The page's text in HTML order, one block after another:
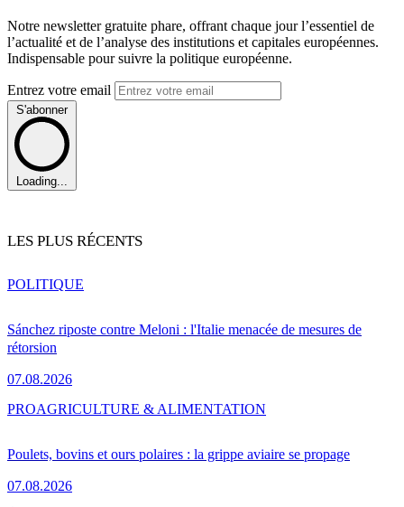
Notre newsletter gratuite phare, offrant chaque jour l’essentiel de
l’actualité et de l’analyse des institutions et capitales européennes.
Indispensable pour suivre la politique européenne.
Entrez votre email
S'abonner
Loading...
LES PLUS RÉCENTS
Sánchez riposte contre Meloni : l'Italie menacée de mesures de
rétorsion
07.08.2026
POLITIQUE
Poulets, bovins et ours polaires : la grippe aviaire se propage
07.08.2026
PROAGRICULTURE & ALIMENTATION